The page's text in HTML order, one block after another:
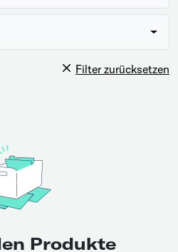
Filter zurücksetzen
Produkte